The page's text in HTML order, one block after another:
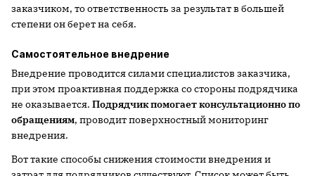
заказчиком, то ответственность за результат в большей
степени он берет на себя.
Самостоятельное внедрение
Внедрение проводится силами специалистов заказчика,
при этом проактивная поддержка со стороны подрядчика
не оказывается. Подрядчик помогает консультационно по
обращениям, проводит поверхностный мониторинг
внедрения.
Вот такие способы снижения стоимости внедрения и